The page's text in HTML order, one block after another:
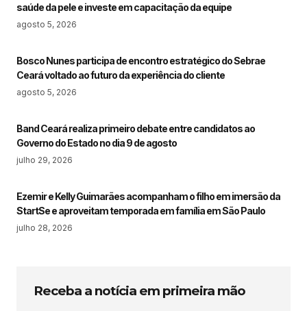
saúde da pele e investe em capacitação da equipe
agosto 5, 2026
Bosco Nunes participa de encontro estratégico do Sebrae
Ceará voltado ao futuro da experiência do cliente
agosto 5, 2026
Band Ceará realiza primeiro debate entre candidatos ao
Governo do Estado no dia 9 de agosto
julho 29, 2026
Ezemir e Kelly Guimarães acompanham o filho em imersão da
StartSe e aproveitam temporada em família em São Paulo
julho 28, 2026
Receba a notícia em primeira mão